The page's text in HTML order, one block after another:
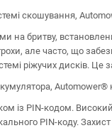
скошування,
бритву,
але часто, що
ріжучих дисків.
Automower®
із PIN-кодом. Високий
PIN-коду. Захист